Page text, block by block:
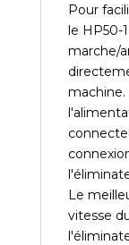
Pour
le HP50-
marche/
machine.
Le
vitesse